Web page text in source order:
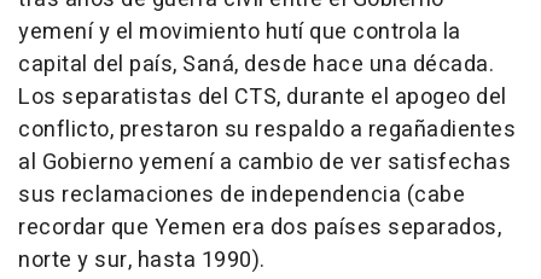
yemení y el movimiento hutí que controla la
capital del país, Saná, desde hace una década.
Los separatistas del CTS, durante el apogeo del
conflicto, prestaron su respaldo a regañadientes
al Gobierno yemení a cambio de ver satisfechas
sus reclamaciones de independencia (cabe
recordar que Yemen era dos países separados,
norte y sur, hasta 1990).